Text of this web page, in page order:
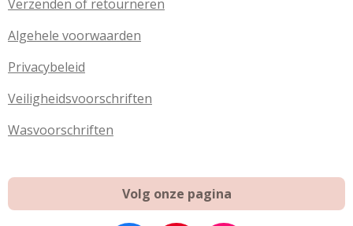
Verzenden of retourneren
Algehele voorwaarden
Privacybeleid
Veiligheidsvoorschriften
Wasvoorschriften
Volg onze pagina